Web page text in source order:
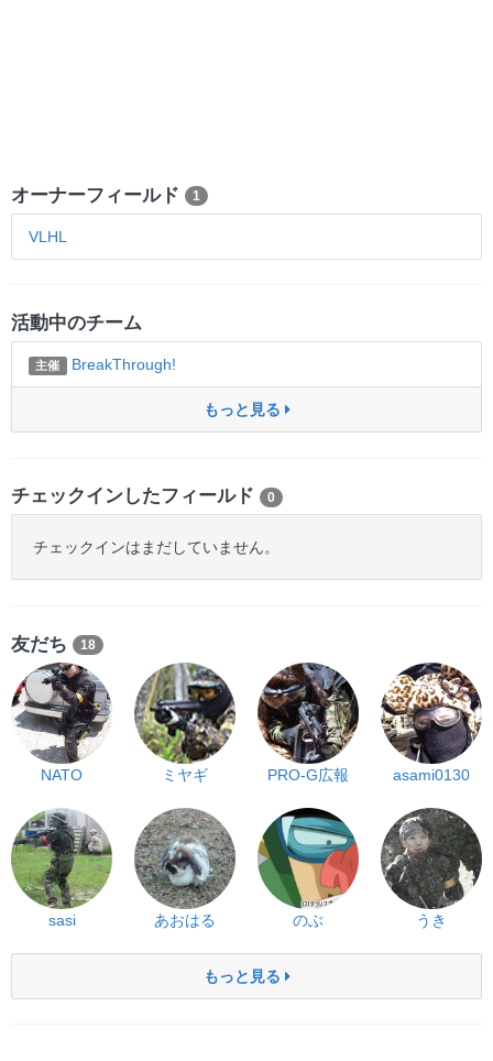
オーナーフィールド 1
VLHL
活動中のチーム
主催 BreakThrough!
もっと見る
チェックインしたフィールド 0
チェックインはまだしていません。
友だち 18
NATO ミヤギ PRO-G広報 asami0130
sasi あおはる のぶ うき
もっと見る